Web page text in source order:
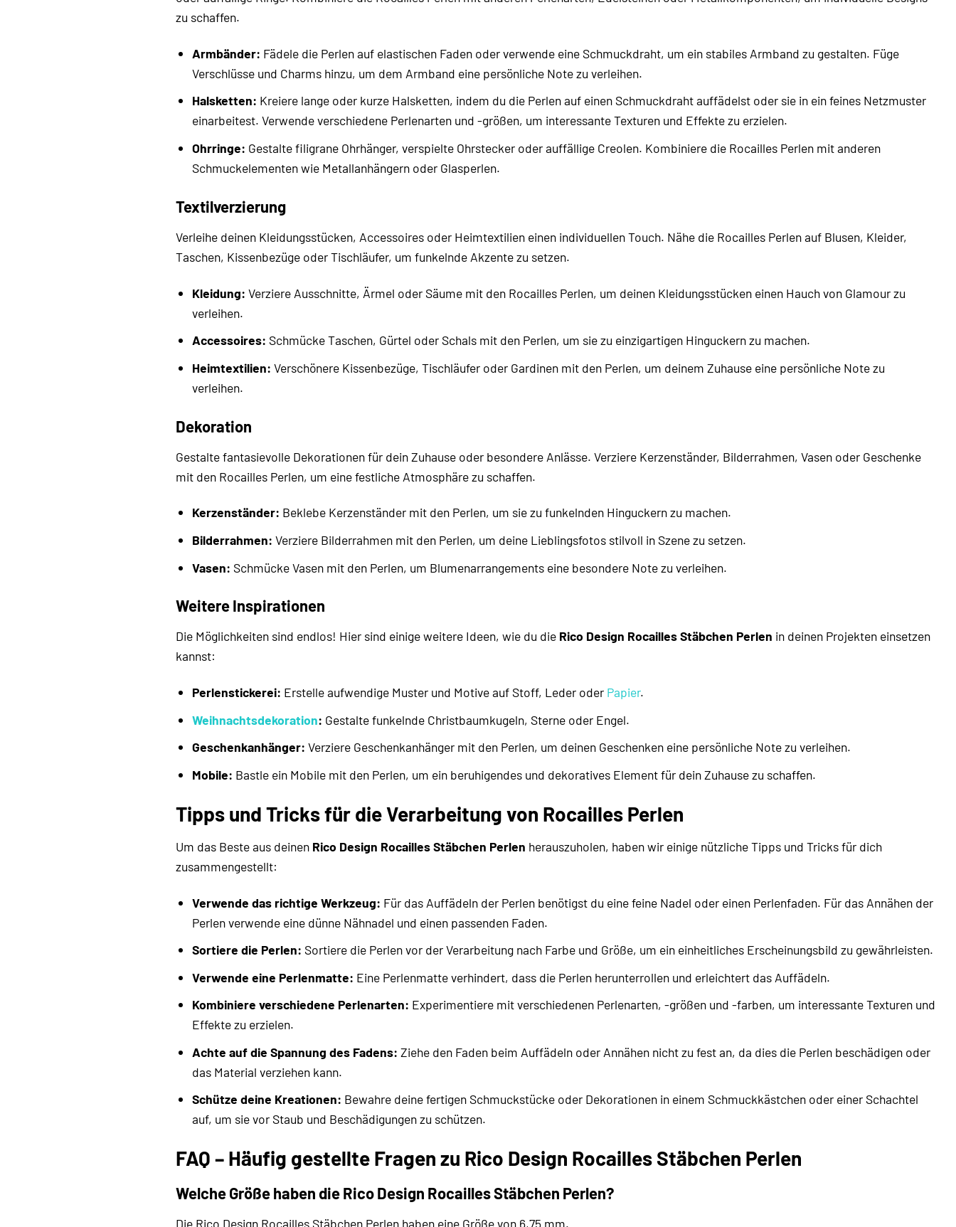
zu schaffen.
Armbänder: Fädele die Perlen auf elastischen Faden oder verwende eine Schmuckdraht, um ein stabiles Armband zu gestalten. Füge
Verschlüsse und Charms hinzu, um dem Armband eine persönliche Note zu verleihen.
Halsketten: Kreiere lange oder kurze Halsketten, indem du die Perlen auf einen Schmuckdraht auffädelst oder sie in ein feines Netzmuster
einarbeitest. Verwende verschiedene Perlenarten und -größen, um interessante Texturen und Effekte zu erzielen.
Ohrringe: Gestalte filigrane Ohrhänger, verspielte Ohrstecker oder auffällige Creolen. Kombiniere die Rocailles Perlen mit anderen
Schmuckelementen wie Metallanhängern oder Glasperlen.
Textilverzierung
Verleihe deinen Kleidungsstücken, Accessoires oder Heimtextilien einen individuellen Touch. Nähe die Rocailles Perlen auf Blusen, Kleider,
Taschen, Kissenbezüge oder Tischläufer, um funkelnde Akzente zu setzen.
Kleidung: Verziere Ausschnitte, Ärmel oder Säume mit den Rocailles Perlen, um deinen Kleidungsstücken einen Hauch von Glamour zu
verleihen.
Accessoires: Schmücke Taschen, Gürtel oder Schals mit den Perlen, um sie zu einzigartigen Hinguckern zu machen.
Heimtextilien: Verschönere Kissenbezüge, Tischläufer oder Gardinen mit den Perlen, um deinem Zuhause eine persönliche Note zu
verleihen.
Dekoration
Gestalte fantasievolle Dekorationen für dein Zuhause oder besondere Anlässe. Verziere Kerzenständer, Bilderrahmen, Vasen oder Geschenke
mit den Rocailles Perlen, um eine festliche Atmosphäre zu schaffen.
Kerzenständer: Beklebe Kerzenständer mit den Perlen, um sie zu funkelnden Hinguckern zu machen.
Bilderrahmen: Verziere Bilderrahmen mit den Perlen, um deine Lieblingsfotos stilvoll in Szene zu setzen.
Vasen: Schmücke Vasen mit den Perlen, um Blumenarrangements eine besondere Note zu verleihen.
Weitere Inspirationen
Die Möglichkeiten sind endlos! Hier sind einige weitere Ideen, wie du die Rico Design Rocailles Stäbchen Perlen in deinen Projekten einsetzen
kannst:
Perlenstickerei: Erstelle aufwendige Muster und Motive auf Stoff, Leder oder Papier.
Weihnachtsdekoration: Gestalte funkelnde Christbaumkugeln, Sterne oder Engel.
Geschenkanhänger: Verziere Geschenkanhänger mit den Perlen, um deinen Geschenken eine persönliche Note zu verleihen.
Mobile: Bastle ein Mobile mit den Perlen, um ein beruhigendes und dekoratives Element für dein Zuhause zu schaffen.
Tipps und Tricks für die Verarbeitung von Rocailles Perlen
Um das Beste aus deinen Rico Design Rocailles Stäbchen Perlen herauszuholen, haben wir einige nützliche Tipps und Tricks für dich
zusammengestellt:
Verwende das richtige Werkzeug: Für das Auffädeln der Perlen benötigst du eine feine Nadel oder einen Perlenfaden. Für das Annähen der
Perlen verwende eine dünne Nähnadel und einen passenden Faden.
Sortiere die Perlen: Sortiere die Perlen vor der Verarbeitung nach Farbe und Größe, um ein einheitliches Erscheinungsbild zu gewährleisten.
Verwende eine Perlenmatte: Eine Perlenmatte verhindert, dass die Perlen herunterrollen und erleichtert das Auffädeln.
Kombiniere verschiedene Perlenarten: Experimentiere mit verschiedenen Perlenarten, -größen und -farben, um interessante Texturen und
Effekte zu erzielen.
Achte auf die Spannung des Fadens: Ziehe den Faden beim Auffädeln oder Annähen nicht zu fest an, da dies die Perlen beschädigen oder
das Material verziehen kann.
Schütze deine Kreationen: Bewahre deine fertigen Schmuckstücke oder Dekorationen in einem Schmuckkästchen oder einer Schachtel
auf, um sie vor Staub und Beschädigungen zu schützen.
FAQ – Häufig gestellte Fragen zu Rico Design Rocailles Stäbchen Perlen
Welche Größe haben die Rico Design Rocailles Stäbchen Perlen?
Die Rico Design Rocailles Stäbchen Perlen haben eine Größe von 6,75 mm.